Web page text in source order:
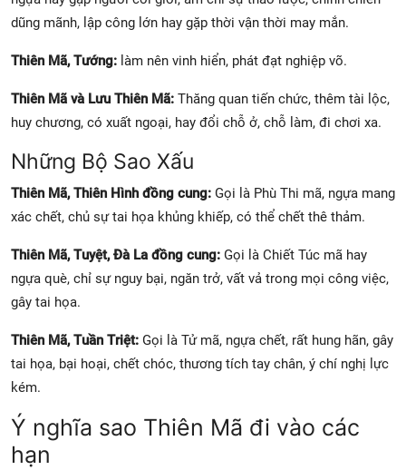
dũng mãnh, lập công lớn hay gặp thời vận thời may mắn.
Thiên Mã, Tướng: làm nên vinh hiển, phát đạt nghiệp võ.
Thiên Mã và Lưu Thiên Mã: Thăng quan tiến chức, thêm tài lộc,
huy chương, có xuất ngoại, hay đổi chỗ ở, chỗ làm, đi chơi xa.
Những Bộ Sao Xấu
Thiên Mã, Thiên Hình đồng cung: Gọi là Phù Thi mã, ngựa mang
xác chết, chủ sự tai họa khủng khiếp, có thể chết thê thảm.
Thiên Mã, Tuyệt, Đà La đồng cung: Gọi là Chiết Túc mã hay
ngựa què, chỉ sự nguy bại, ngăn trở, vất vả trong mọi công việc,
gây tai họa.
Thiên Mã, Tuần Triệt: Gọi là Tử mã, ngựa chết, rất hung hãn, gây
tai họa, bại hoại, chết chóc, thương tích tay chân, ý chí nghị lực
kém.
Ý nghĩa sao Thiên Mã đi vào các
hạn